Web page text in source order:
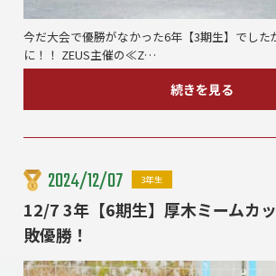
今だ大会で優勝がなかった6年【3期生】でした
に！！ ZEUS主催の≪Z…
続きを見る
2024/12/07 3年生
12/7 3年【6期生】厚木ミームカ
敗優勝！